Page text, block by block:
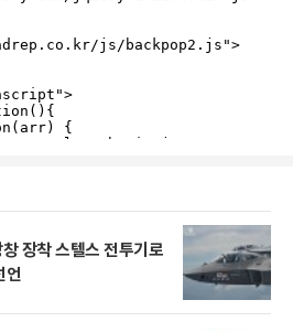
장착 스텔스 전투기로
언